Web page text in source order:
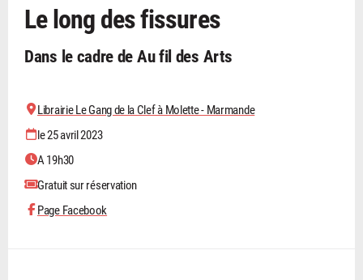
Le long des fissures
Dans le cadre de Au fil des Arts
Librairie Le Gang de la Clef à Molette - Marmande
le 25 avril 2023
A 19h30
Gratuit sur réservation
Page Facebook